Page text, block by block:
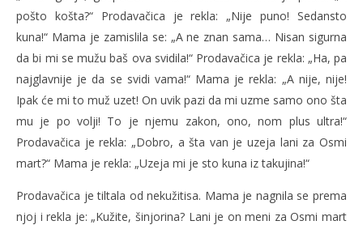
pošto košta?“ Prodavačica je rekla: „Nije puno! Sedansto
kuna!“ Mama je zamislila se: „A ne znan sama… Nisan sigurna
da bi mi se mužu baš ova svidila!“ Prodavačica je rekla: „Ha, pa
najglavnije je da se svidi vama!“ Mama je rekla: „A nije, nije!
Ipak će mi to muž uzet! On uvik pazi da mi uzme samo ono šta
mu je po volji! To je njemu zakon, ono, nom plus ultra!“
Prodavačica je rekla: „Dobro, a šta van je uzeja lani za Osmi
mart?“ Mama je rekla: „Uzeja mi je sto kuna iz takujina!“
Prodavačica je tiltala od nekužitisa. Mama je nagnila se prema
njoj i rekla je: „Kužite, šinjorina? Lani je on meni za Osmi mart